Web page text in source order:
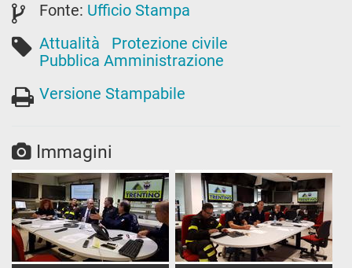
Fonte: Ufficio Stampa
Attualità
Protezione civile
Pubblica Amministrazione
Versione Stampabile
Immagini